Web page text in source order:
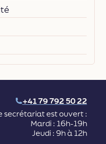
+41 79 792 50 22
secrétariat est ouvert :
Mardi : 16h-19h
Jeudi : 9h à 12h